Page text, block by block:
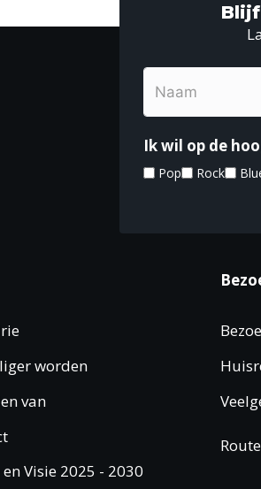
Ik wil op de
Pop Rock
worden
van
Visie 2025 - 2030